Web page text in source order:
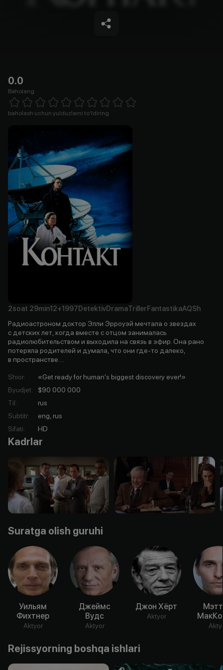
0.0
Baholang
1 Star 2 Stars 3 Stars 4 Stars5 Stars 6 Stars7 Stars8 Stars
baholash uchun yulduzlarni to'ldiring
2soat 29min12+1997 DetektivDramaTriller FantastikaAQSh
Радиоастроном доктор Элли Эрроуэй мечтала о звездах
с детских лет, когда вместе с отцом занималась
радиолюбительством и выходила на связь в эфир. Она рано
потеряла родителей и думала, что они где-то далеко,
в пространстве…
Shior:
«Get ready for human's biggest discovery ever!»
Byudjet:
$90 000 000
Til:
rus
Subtitr:
eng, rus
Sifati: HD
Kadrlar
Suratga olish guruhi
Уильям
Фихтнер
Aktyor
Джеймс
Вудс
Aktyor
Джон Хёрт
Aktyor
Rejissyorning boshqa ishlari